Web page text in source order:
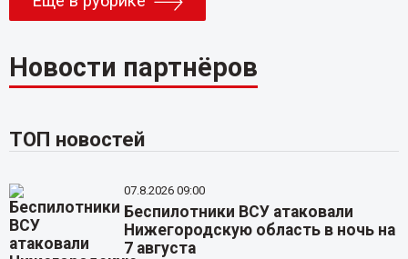
Новости партнёров
ТОП новостей
07.8.2026 09:00
Беспилотники ВСУ атаковали
Нижегородскую область в ночь на
7 августа